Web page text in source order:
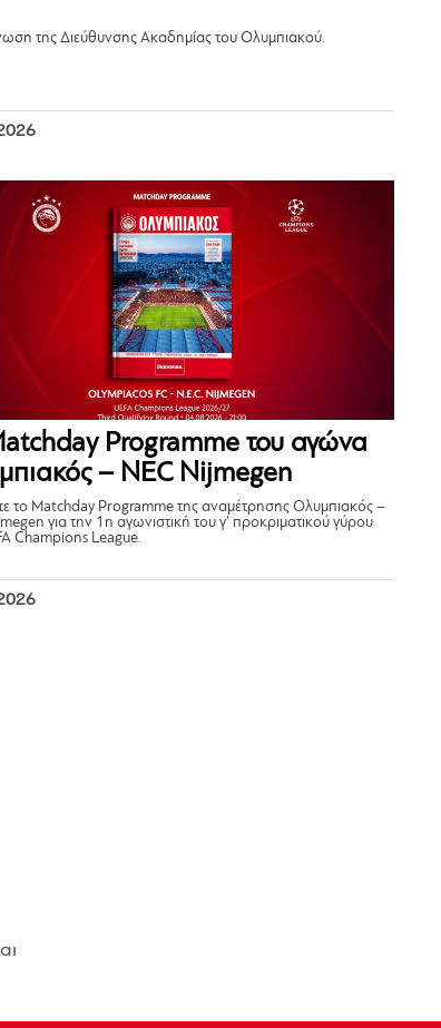
της Διεύθυνσης Ακαδημίας του Ολυμπιακού.
Programme του αγώνα
– NEC Nijmegen
το Matchday Programme της αναμέτρησης Ολυμπιακός –
για την 1η αγωνιστική του γ’ προκριματικού γύρου
Champions League.